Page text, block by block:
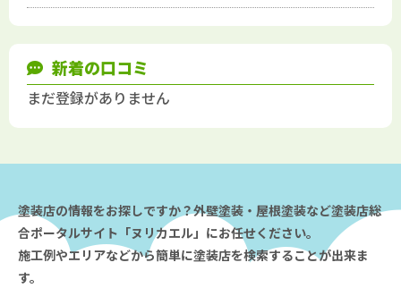
新着の口コミ
まだ登録がありません
塗装店の情報をお探しですか？外壁塗装・屋根塗装など塗装店総
合ポータルサイト「ヌリカエル」にお任せください。
施工例やエリアなどから簡単に塗装店を検索することが出来ま
す。